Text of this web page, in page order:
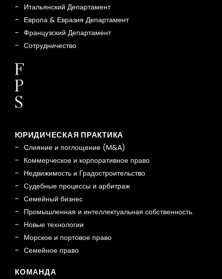
Итальянский Департамент
Европа & Евразия Департамент
Французский Департамент
Сотрудничество
ЮРИДИЧЕСКАЯ ПРАКТИКА
Слияние и поглощение (M&A)
Коммерческое и корпоративное право
Недвижимость и Градостроительство
Судебные процессы и арбитраж
Семейный бизнес
Промышленная и интеллектуальная собственность
Новые технологии
Морское и портовое право
Семейное право
КОМАНДА